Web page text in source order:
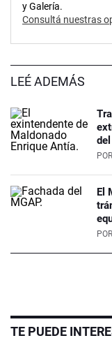
y Galería.
Consultá nuestras
LEÉ ADEMÁS
POR
El
POR
TE PUEDE